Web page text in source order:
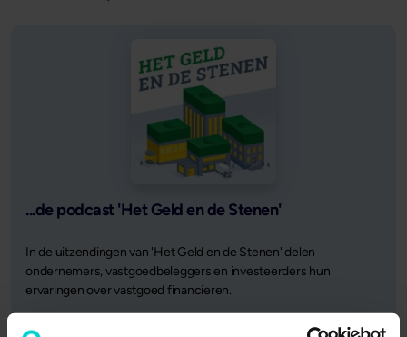
...de podcast 'Het Geld en de Stenen'
In de uitzendingen van 'Het Geld en de Stenen' delen
ondernemers, vastgoedbeleggers en investeerders hun
ervaringen over vastgoed financieren.
Naar 'Het Geld en de Stenen'